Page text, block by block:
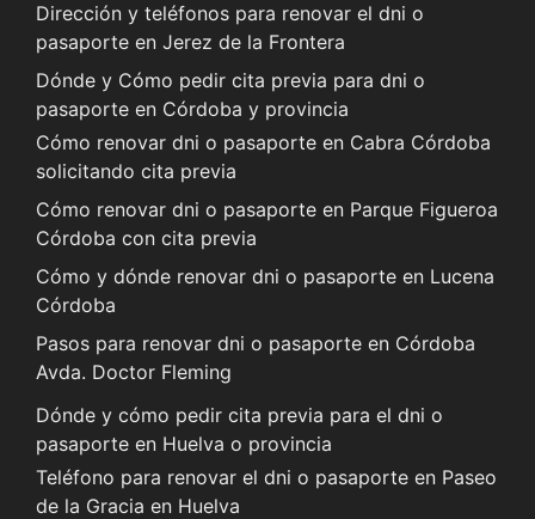
Dirección y teléfonos para renovar el dni o
pasaporte en Jerez de la Frontera
Dónde y Cómo pedir cita previa para dni o
pasaporte en Córdoba y provincia
Cómo renovar dni o pasaporte en Cabra Córdoba
solicitando cita previa
Cómo renovar dni o pasaporte en Parque Figueroa
Córdoba con cita previa
Cómo y dónde renovar dni o pasaporte en Lucena
Córdoba
Pasos para renovar dni o pasaporte en Córdoba
Avda. Doctor Fleming
Dónde y cómo pedir cita previa para el dni o
pasaporte en Huelva o provincia
Teléfono para renovar el dni o pasaporte en Paseo
de la Gracia en Huelva